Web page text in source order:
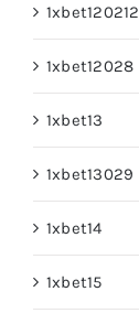
1xbet120212
1xbet12028
1xbet13
1xbet13029
1xbet14
1xbet15